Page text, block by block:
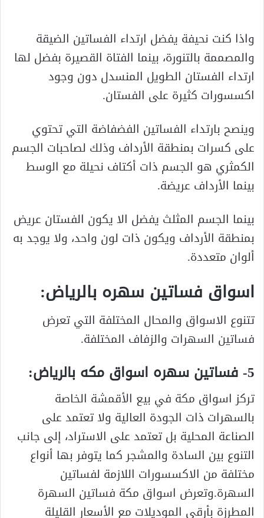
واذا كنت نحيفة يفضل ارتداء الفساتين الضيقة
والمصممة بالتنورة، بينما الفتاة القصيرة بفضل لها
ارتداء الفستان الطويل المنسدل دون وجود
اكسسورات كثيرة على الفستان.
وينصح بارتداء الفساتين الفضفاضة التي تحتوي
على كسرات بمنطقة الأرداف وذلك لصاحبات الجسم
الكمثري هو الجسم ذات أكتاف نحيلة مع الوسط
بينما الأرداف عريضة.
بينما الجسم المثلث يفضل الا يكون الفستان عريض
بمنطقة الأرداف ويكون ذات لون واحد، ولا يوجد به
ألوان متعددة.
اسواق فساتين سهره بالرياض:
تتنوع الاسواق والمحال المختلفة التي تعرض
فساتين السهرات والزفاف المختلفة.
5- فساتين سهره اسواق مكه بالرياض:
تركز اسواق مكة في بيع الأقمشة الخاصة
بالسهرات ذات الجودة العالية ولا تعتمد على
الصناعة المحلية بل تعتمد على الاستراد، إلى جانب
التنوع بين السادة والمشجر كما يتوفر بها أنواع
مختلفة من الاكسسورات اللازمة لفساتين
السهرة.وتعرض اسواق مكة فساتين السهرة
المطرزة بأرقى الموديلات مع الأسعار القليلة